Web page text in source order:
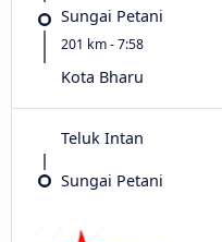
Sungai Petani
201 km - 7:58
Kota Bharu
Teluk Intan
Sungai Petani